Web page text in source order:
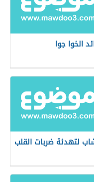
الخوا جوا
لتهدئة ضربات القلب